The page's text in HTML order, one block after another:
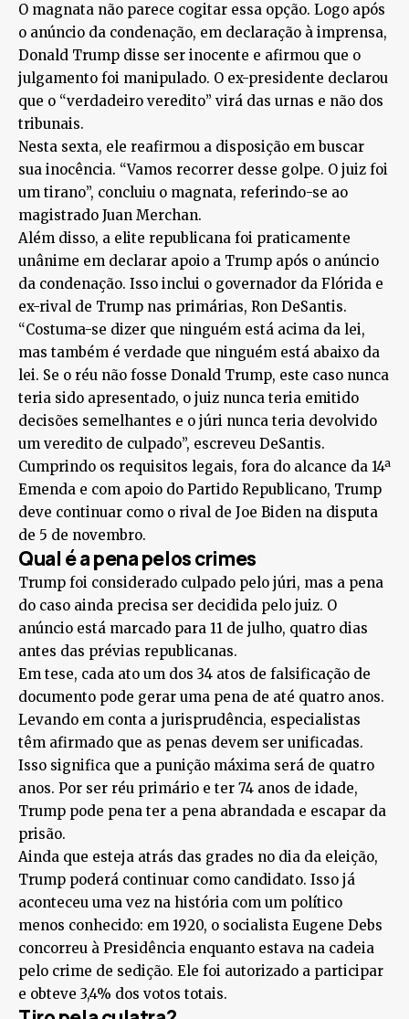
O magnata não parece cogitar essa opção. Logo após
o anúncio da condenação, em declaração à imprensa,
Donald Trump disse ser inocente e afirmou que o
julgamento foi manipulado. O ex-presidente declarou
que o “verdadeiro veredito” virá das urnas e não dos
tribunais.
Nesta sexta, ele reafirmou a disposição em buscar
sua inocência. “Vamos recorrer desse golpe. O juiz foi
um tirano”, concluiu o magnata, referindo-se ao
magistrado Juan Merchan.
Além disso, a elite republicana foi praticamente
unânime em declarar apoio a Trump após o anúncio
da condenação. Isso inclui o governador da Flórida e
ex-rival de Trump nas primárias, Ron DeSantis.
“Costuma-se dizer que ninguém está acima da lei,
mas também é verdade que ninguém está abaixo da
lei. Se o réu não fosse Donald Trump, este caso nunca
teria sido apresentado, o juiz nunca teria emitido
decisões semelhantes e o júri nunca teria devolvido
um veredito de culpado”, escreveu DeSantis.
Cumprindo os requisitos legais, fora do alcance da 14ª
Emenda e com apoio do Partido Republicano, Trump
deve continuar como o rival de Joe Biden na disputa
de 5 de novembro.
Qual é a pena pelos crimes
Trump foi considerado culpado pelo júri, mas a pena
do caso ainda precisa ser decidida pelo juiz. O
anúncio está marcado para 11 de julho, quatro dias
antes das prévias republicanas.
Em tese, cada ato um dos 34 atos de falsificação de
documento pode gerar uma pena de até quatro anos.
Levando em conta a jurisprudência, especialistas
têm afirmado que as penas devem ser unificadas.
Isso significa que a punição máxima será de quatro
anos. Por ser réu primário e ter 74 anos de idade,
Trump pode pena ter a pena abrandada e escapar da
prisão.
Ainda que esteja atrás das grades no dia da eleição,
Trump poderá continuar como candidato. Isso já
aconteceu uma vez na história com um político
menos conhecido: em 1920, o socialista Eugene Debs
concorreu à Presidência enquanto estava na cadeia
pelo crime de sedição. Ele foi autorizado a participar
e obteve 3,4% dos votos totais.